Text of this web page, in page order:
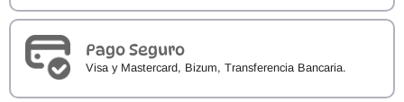
cantidad
Pago Seguro
Visa y Mastercard, Bizum, Transferencia Bancaria.